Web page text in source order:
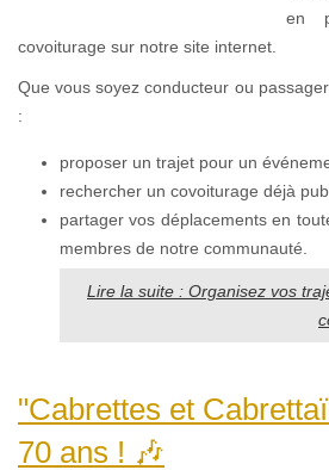
en
covoiturage sur notre site internet.
Que vous soyez conducteur ou
:
proposer un trajet pour un
rechercher un covoiturage déjà
partager vos déplacements en
membres de notre communauté.
Lire la suite : Organisez vos
"Cabrettes et
70 ans ! 🎶